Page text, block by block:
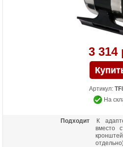
3 314
Артикул:
На
Подходит
К
вместо